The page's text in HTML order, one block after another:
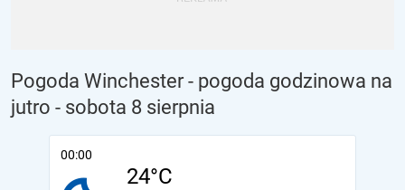
Pogoda Winchester - pogoda godzinowa na
jutro - sobota 8 sierpnia
00:00
24°C